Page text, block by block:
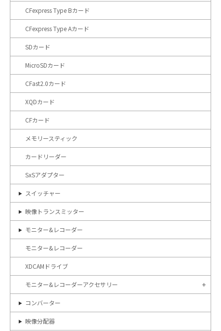
CFexpress Type Bカード
CFexpress Type Aカード
SDカード
MicroSDカード
CFast2.0カード
XQDカード
CFカード
メモリースティック
カードリーダー
SxSアダプター
スイッチャー
映像トランスミッター
モニター&レコーダー
モニター&レコーダー
XDCAMドライブ
モニター&レコーダーアクセサリー
コンバーター
映像分配器